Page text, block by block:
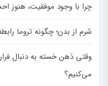
چرا با وجود موفقیت، هنوز
شرم از بدن؛ چگونه تروما
وقتی ذهن خسته به دنبال
می‌کنیم؟